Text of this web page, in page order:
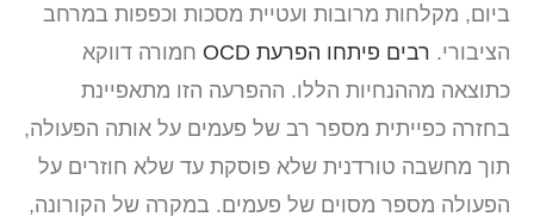
ביום, מקלחות מרובות ועטיית מסכות וכפפות במרחב
הציבורי. רבים פיתחו הפרעת OCD
חמורה דווקא
כתוצאה מההנחיות הללו. ההפרעה הזו מתאפיינת
בחזרה כפייתית מספר רב של פעמים על אותה הפעולה,
תוך מחשבה טורדנית שלא פוסקת עד שלא חוזרים על
הפעולה מספר מסוים של פעמים. במקרה של הקורונה,